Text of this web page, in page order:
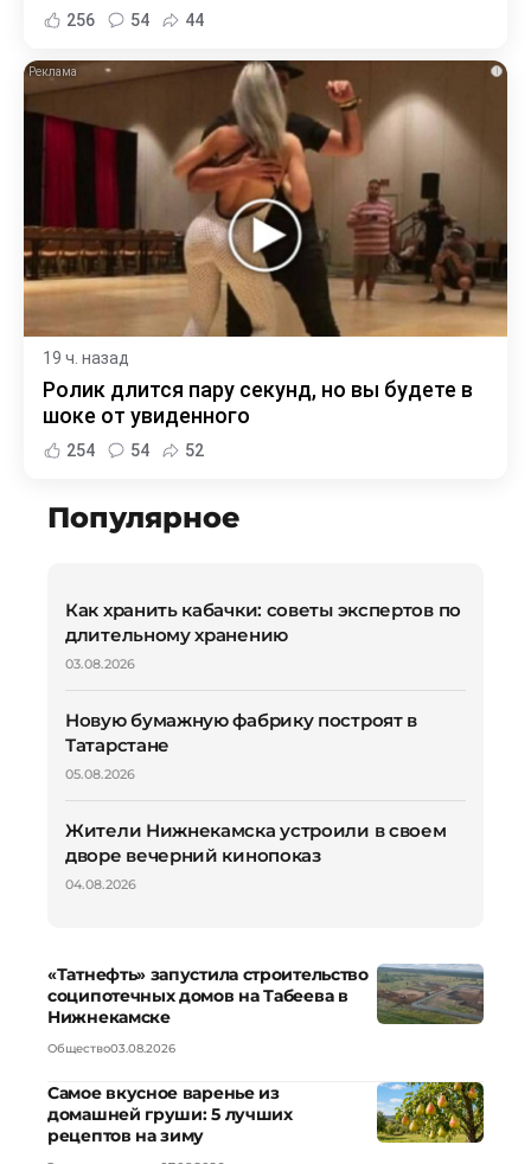
256 54 44
i
19 ч. назад
Ролик длится пару секунд, но вы будете в
шоке от увиденного
254 54 52
Популярное
Как хранить кабачки: советы экспертов по
длительному хранению
03.08.2026
Новую бумажную фабрику построят в
Татарстане
05.08.2026
Жители Нижнекамска устроили в своем
дворе вечерний кинопоказ
04.08.2026
«Татнефть» запустила строительство
соципотечных домов на Табеева в
Нижнекамске
Общество03.08.2026
Самое вкусное варенье из
домашней груши: 5 лучших
рецептов на зиму